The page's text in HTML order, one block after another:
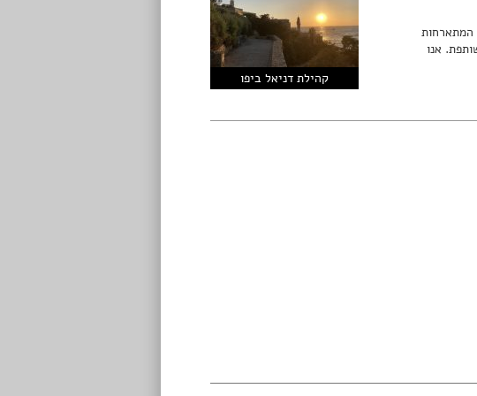
קהילת דניאל ביפו
המתארחות
אנו